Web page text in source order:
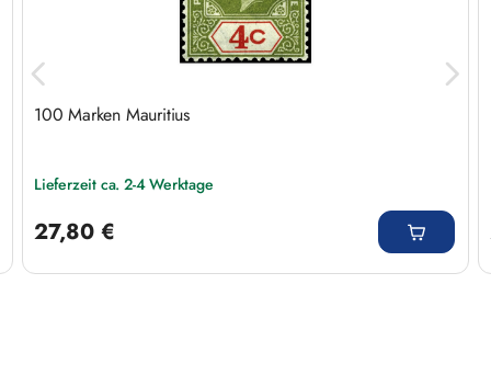
100 Marken Mauritius
Lieferzeit ca. 2-4 Werktage
27,80 €